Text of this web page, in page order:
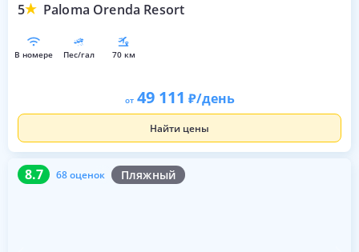
5 Paloma Orenda Resort
в номере пес/гал 70 км
от 49 111 /день
Найти цены
8.7 68 оценок Пляжный
8.7 68 оценок